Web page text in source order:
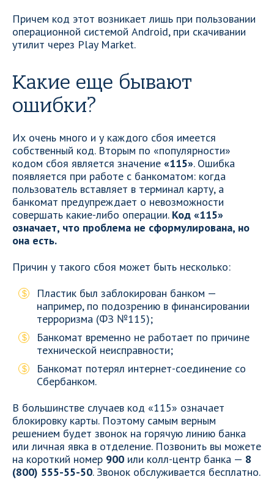
Причем код этот возникает лишь при пользовании
операционной системой Android, при скачивании
утилит через Play Market.
Какие еще бывают
ошибки?
Их очень много и у каждого сбоя имеется
собственный код. Вторым по «популярности»
кодом сбоя является значение «115». Ошибка
появляется при работе с банкоматом: когда
пользователь вставляет в терминал карту, а
банкомат предупреждает о невозможности
совершать какие-либо операции. Код «115»
означает, что проблема не сформулирована, но
она есть.
Причин у такого сбоя может быть несколько:
Пластик был заблокирован банком —
например, по подозрению в финансировании
терроризма (ФЗ №115);
Банкомат временно не работает по причине
технической неисправности;
Банкомат потерял интернет-соединение со
Сбербанком.
В большинстве случаев код «115» означает
блокировку карты. Поэтому самым верным
решением будет звонок на горячую линию банка
или личная явка в отделение. Позвонить вы можете
на короткий номер 900 или колл-центр банка — 8
(800) 555-55-50. Звонок обслуживается бесплатно.